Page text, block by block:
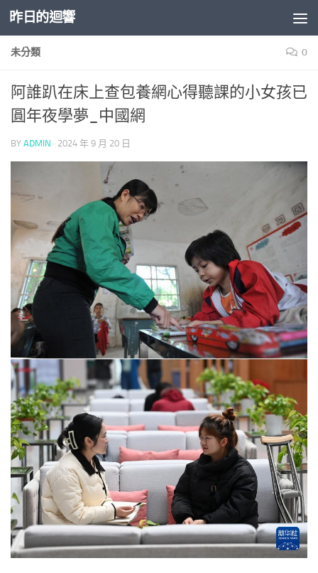
Skip to content
昨日的迴響
未分類 0
阿誰趴在床上查包養網心得聽課的小女孩已
圓年夜學夢_中國網
BY ADMIN · 2024 年 9 月 20 日